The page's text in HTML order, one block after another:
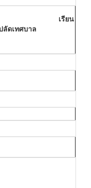
เรียน :
ลัดเทศบาล